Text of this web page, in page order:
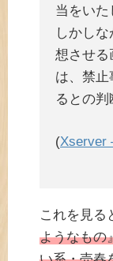
当をいた
しかし
想させる
は、禁
るとの判
(Xserver
これを見る
ようなもの